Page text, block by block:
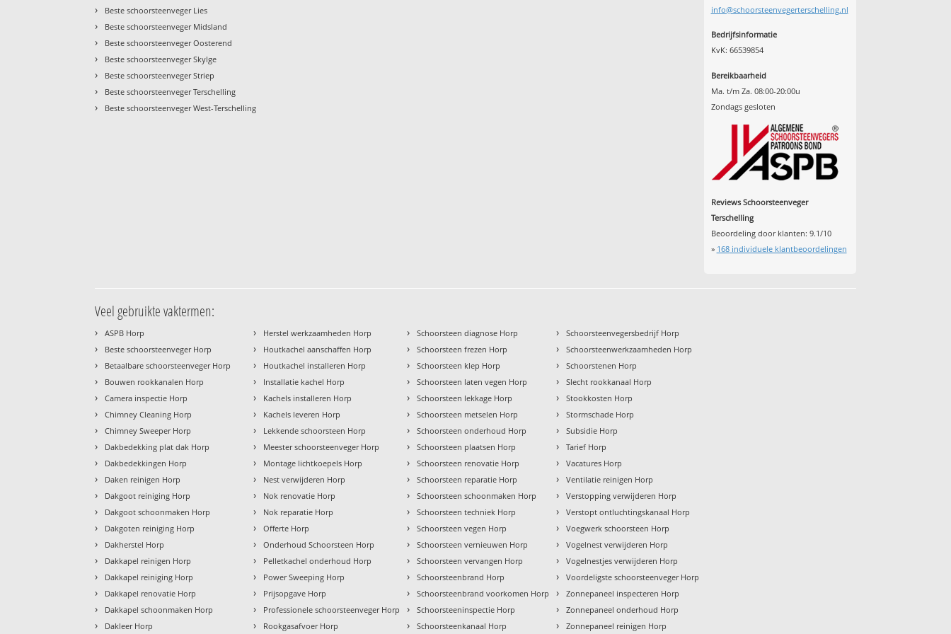
›
Beste schoorsteenveger Lies
› Beste schoorsteenveger Midsland
› Beste schoorsteenveger Oosterend
› Beste schoorsteenveger Skylge
› Beste schoorsteenveger Striep
› Beste schoorsteenveger Terschelling
› Beste schoorsteenveger West-Terschelling
info@schoorsteenvegerterschelling.nl
Bedrijfsinformatie
KvK: 66539854
Bereikbaarheid
Ma. t/m Za. 08:00-20:00u
Zondags gesloten
Reviews Schoorsteenveger
Terschelling
Beoordeling door klanten: 9.1/10
» 168individuele klantbeoordelingen
Veel gebruikte vaktermen:
› ASPB Horp
› Beste schoorsteenveger Horp
› Betaalbare schoorsteenveger Horp
› Bouwen rookkanalen Horp
› Camera inspectie Horp
› Chimney Cleaning Horp
› Chimney Sweeper Horp
› Dakbedekking plat dak Horp
› Dakbedekkingen Horp
› Daken reinigen Horp
› Dakgoot reiniging Horp
› Dakgoot schoonmaken Horp
› Dakgoten reiniging Horp
› Dakherstel Horp
› Dakkapel reinigen Horp
› Dakkapel reiniging Horp
› Dakkapel renovatie Horp
› Dakkapel schoonmaken Horp
› Dakleer Horp
› Herstel werkzaamheden Horp
› Houtkachel aanschaffen Horp
› Houtkachel installeren Horp
› Installatie kachel Horp
› Kachels installeren Horp
› Kachels leveren Horp
› Lekkende schoorsteen Horp
› Meester schoorsteenveger Horp
› Montage lichtkoepels Horp
› Nest verwijderen Horp
› Nok renovatie Horp
› Nok reparatie Horp
› Offerte Horp
› Onderhoud Schoorsteen Horp
› Pelletkachel onderhoud Horp
› Power Sweeping Horp
› Prijsopgave Horp
› Professionele schoorsteenveger Horp
› Rookgasafvoer Horp
› Schoorsteen diagnose Horp
› Schoorsteen frezen Horp
› Schoorsteen klep Horp
› Schoorsteen laten vegen Horp
› Schoorsteen lekkage Horp
› Schoorsteen metselen Horp
› Schoorsteen onderhoud Horp
› Schoorsteen plaatsen Horp
› Schoorsteen renovatie Horp
› Schoorsteen reparatie Horp
› Schoorsteen schoonmaken Horp
› Schoorsteen techniek Horp
› Schoorsteen vegen Horp
› Schoorsteen vernieuwen Horp
› Schoorsteen vervangen Horp
› Schoorsteenbrand Horp
› Schoorsteenbrand voorkomen Horp
› Schoorsteeninspectie Horp
› Schoorsteenkanaal Horp
› Schoorsteenvegersbedrijf Horp
› Schoorsteenwerkzaamheden Horp
› Schoorstenen Horp
› Slecht rookkanaal Horp
› Stookkosten Horp
› Stormschade Horp
› Subsidie Horp
› Tarief Horp
› Vacatures Horp
› Ventilatie reinigen Horp
› Verstopping verwijderen Horp
› Verstopt ontluchtingskanaal Horp
› Voegwerk schoorsteen Horp
› Vogelnest verwijderen Horp
› Vogelnestjes verwijderen Horp
› Voordeligste schoorsteenveger Horp
› Zonnepaneel inspecteren Horp
› Zonnepaneel onderhoud Horp
› Zonnepaneel reinigen Horp